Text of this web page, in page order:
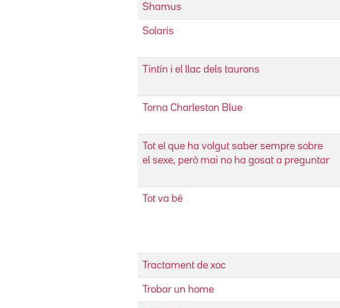
Shamus
Solaris
Tintín i el llac dels taurons
Torna Charleston Blue
Tot el que ha volgut saber sempre sobre
el sexe, però mai no ha gosat a preguntar
Tot va bé
Tractament de xoc
Trobar un home